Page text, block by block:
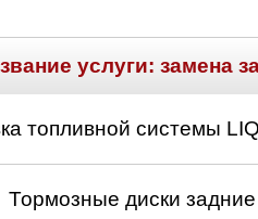
услуги: замена
топливной системы
Тормозные диски